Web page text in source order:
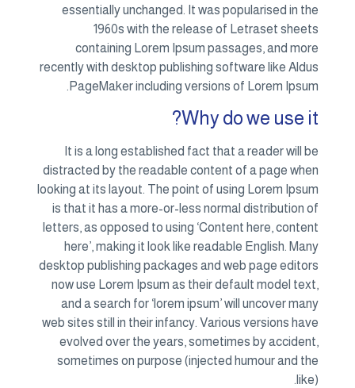
essentially unchanged. It was popularised in the
1960s with the release of Letraset sheets
containing Lorem Ipsum passages, and more
recently with desktop publishing software like Aldus
PageMaker including versions of Lorem Ipsum.
Why do we use it?
It is a long established fact that a reader will be
distracted by the readable content of a page when
looking at its layout. The point of using Lorem Ipsum
is that it has a more-or-less normal distribution of
letters, as opposed to using ‘Content here, content
here’, making it look like readable English. Many
desktop publishing packages and web page editors
now use Lorem Ipsum as their default model text,
and a search for ‘lorem ipsum’ will uncover many
web sites still in their infancy. Various versions have
evolved over the years, sometimes by accident,
sometimes on purpose (injected humour and the
like).